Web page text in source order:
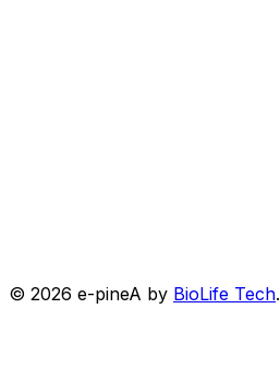
© 2026 e-pineA by BioLife Tech.